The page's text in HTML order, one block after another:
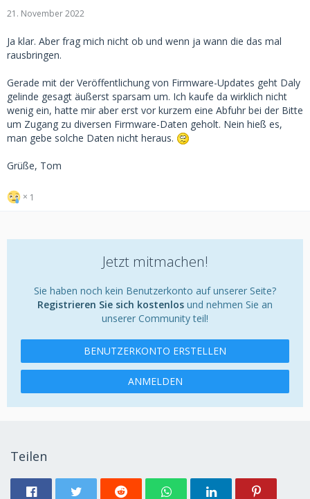
21. November 2022
Ja klar. Aber frag mich nicht ob und wenn ja wann die das mal
rausbringen.
Gerade mit der Veröffentlichung von Firmware-Updates geht Daly
gelinde gesagt äußerst sparsam um. Ich kaufe da wirklich nicht
wenig ein, hatte mir aber erst vor kurzem eine Abfuhr bei der Bitte
um Zugang zu diversen Firmware-Daten geholt. Nein hieß es,
man gebe solche Daten nicht heraus.
Grüße, Tom
1
Jetzt mitmachen!
Sie haben noch kein Benutzerkonto auf unserer Seite?
Registrieren Sie sich kostenlos und nehmen Sie an
unserer Community teil!
BENUTZERKONTO ERSTELLEN
ANMELDEN
Teilen